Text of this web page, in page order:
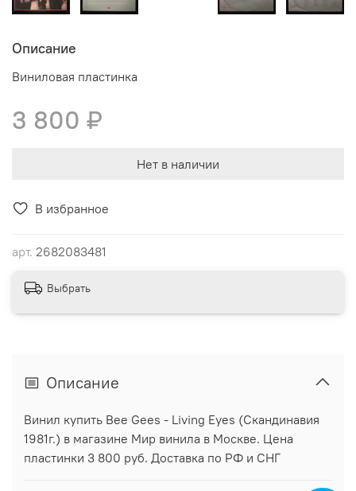
В избранное
арт. 2682083481
Описание
Виниловая пластинка
3 800 ₽
Нет в наличии
Выбрать
Описание
Винил купить Bee Gees - Living Eyes (Скандинавия
1981г.) в магазине Мир винила в Москве. Цена
пластинки 3 800 руб. Доставка по РФ и СНГ